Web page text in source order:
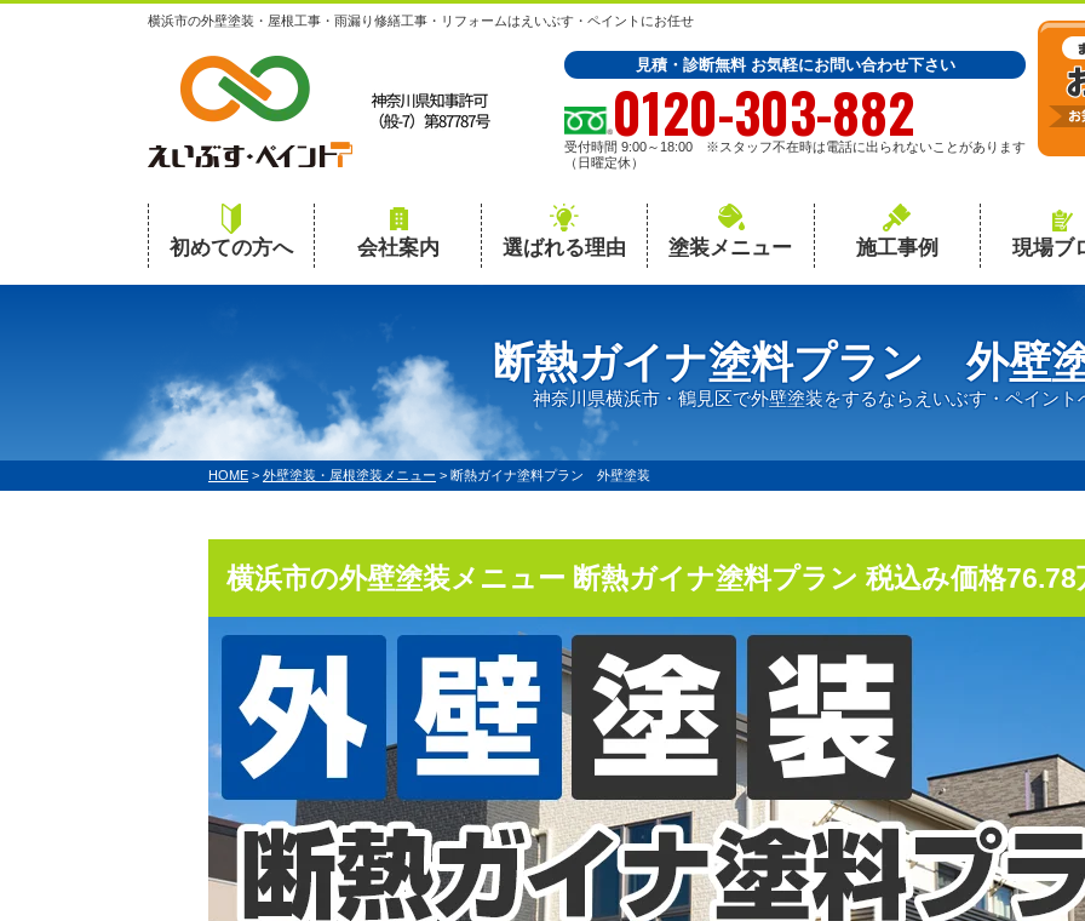
横浜市の外壁塗装・屋根工事・雨漏り修繕工事・リフォームはえいぶす・ペイントにお任せ
見積・診断無料 お気軽にお問い合わせ下さい
0120-303-882
受付時間 9:00～18:00 ※スタッフ不在時は電話に出られないことがあります
（日曜定休）
初めての方へ 会社案内 選ばれる理由 塗装メニュー 施工事例 現場ブ
断熱ガイナ塗料プラン 外壁
神奈川県横浜市・鶴見区で外壁塗装をするならえいぶす・ペイント
HOME > 外壁塗装・屋根塗装メニュー > 断熱ガイナ塗料プラン 外壁塗装
横浜市の外壁塗装メニュー 断熱ガイナ塗料プラン 税込み価格76.78